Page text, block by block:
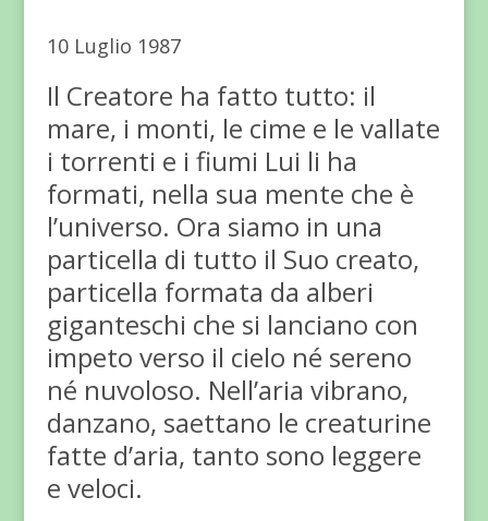
10 Luglio 1987
Il Creatore ha fatto tutto: il
mare, i monti, le cime e le vallate
i torrenti e i fiumi Lui li ha
formati, nella sua mente che è
l’universo. Ora siamo in una
particella di tutto il Suo creato,
particella formata da alberi
giganteschi che si lanciano con
impeto verso il cielo né sereno
né nuvoloso. Nell’aria vibrano,
danzano, saettano le creaturine
fatte d’aria, tanto sono leggere
e veloci.